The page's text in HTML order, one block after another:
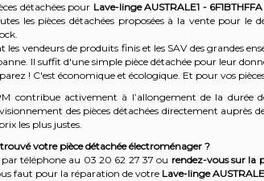
détachées pour Lave-linge AUSTRALE1 - 6F1BTHFFA
les pièces détachées proposées à la vente pour le
les vendeurs de produits finis et les SAV des grandes
Il suffit d'une simple pièce détachée pour leur
! C'est économique et écologique. Et pour vos
contribue activement à l’allongement de la durée
des pièces détachées directement auprès
les plus justes.
trouvé votre pièce détachée électroménager ?
téléphone au 03 20 62 27 37 ou rendez-vous sur la
faut pour la réparation de votre Lave-linge